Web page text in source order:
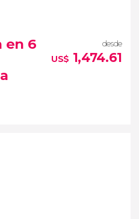
Highlands y
paisajes del norte de
en el tren de Harry
en 6
desde
US$ 1,474.61